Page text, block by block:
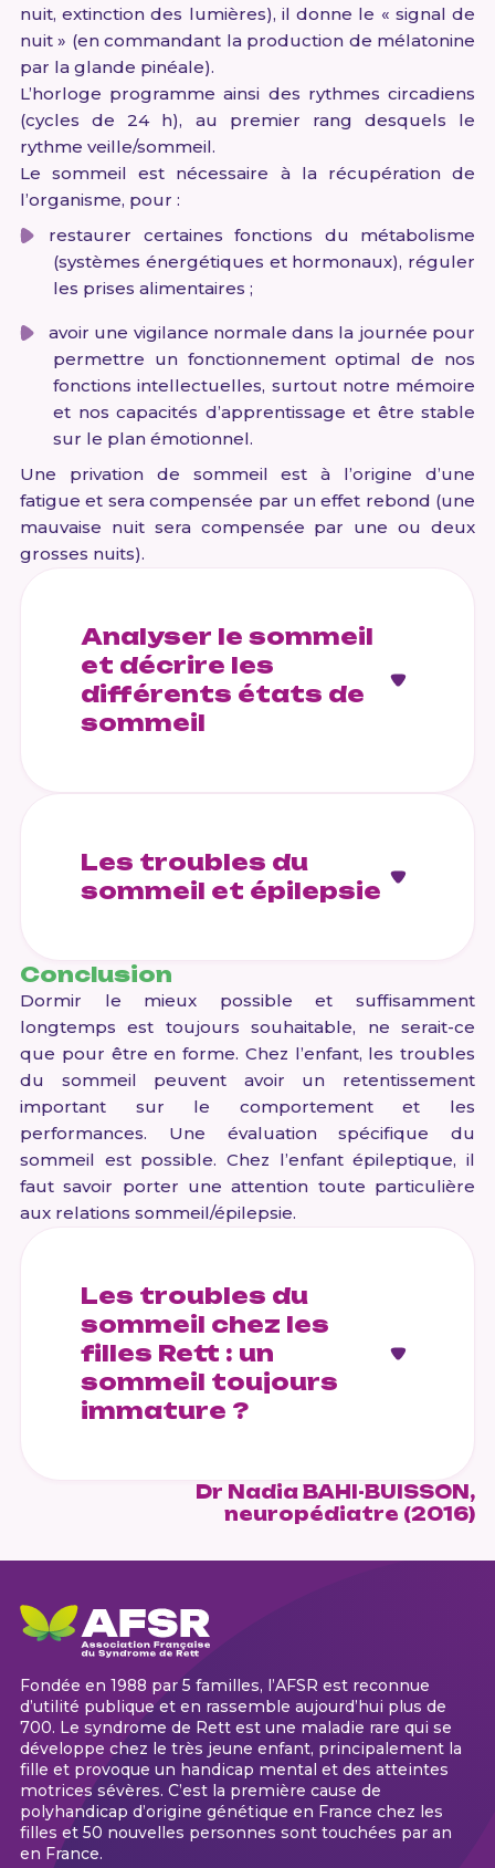
nuit, extinction des lumières), il donne le « signal de
nuit » (en commandant la production de mélatonine
par la glande pinéale).
L’horloge programme ainsi des rythmes circadiens
(cycles de 24 h), au premier rang desquels le
rythme veille/sommeil.
Le sommeil est nécessaire à la récupération de
l’organisme, pour :
restaurer certaines fonctions du métabolisme
(systèmes énergétiques et hormonaux), réguler
les prises alimentaires ;
avoir une vigilance normale dans la journée pour
permettre un fonctionnement optimal de nos
fonctions intellectuelles, surtout notre mémoire
et nos capacités d’apprentissage et être stable
sur le plan émotionnel.
Une privation de sommeil est à l’origine d’une
fatigue et sera compensée par un effet rebond (une
mauvaise nuit sera compensée par une ou deux
grosses nuits).
Analyser le sommeil
et décrire les
différents états de
sommeil
Les troubles du
sommeil et épilepsie
Conclusion
Dormir le mieux possible et suffisamment
longtemps est toujours souhaitable, ne serait-ce
que pour être en forme. Chez l’enfant, les troubles
du sommeil peuvent avoir un retentissement
important sur le comportement et les
performances. Une évaluation spécifique du
sommeil est possible. Chez l’enfant épileptique, il
faut savoir porter une attention toute particulière
aux relations sommeil/épilepsie.
Les troubles du
sommeil chez les
filles Rett : un
sommeil toujours
immature ?
Dr Nadia BAHI-BUISSON,
neuropédiatre (2016)
Fondée en 1988 par 5 familles, l’AFSR est reconnue
d’utilité publique et en rassemble aujourd’hui plus de
700. Le syndrome de Rett est une maladie rare qui se
développe chez le très jeune enfant, principalement la
fille et provoque un handicap mental et des atteintes
motrices sévères. C’est la première cause de
polyhandicap d’origine génétique en France chez les
filles et 50 nouvelles personnes sont touchées par an
en France.